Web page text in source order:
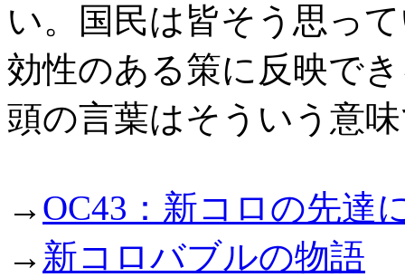
い。国民は皆そう思っ
効性のある策に反映で
頭の言葉はそういう意
→ OC43：新コロの先達
→ 新コロバブルの物語